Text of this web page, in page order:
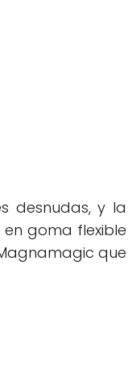
desnudas, y la
goma flexible
que